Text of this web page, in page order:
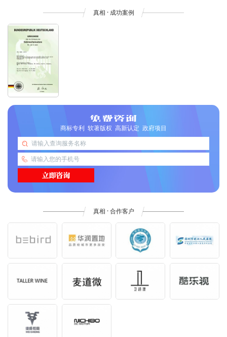
真相 · 成功案例
商标专利 软著版权 高新认定 政府项目
真相 · 合作客户